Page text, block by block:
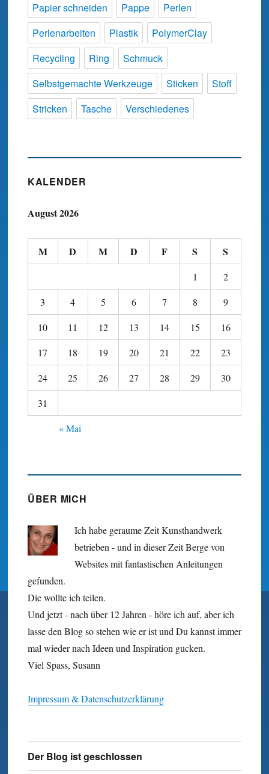
Papier schneiden
Pappe
Perlen
Perlenarbeiten
Plastik
PolymerClay
Recycling
Ring
Schmuck
Selbstgemachte Werkzeuge
Sticken
Stoff
Stricken
Tasche Verschiedenes
KALENDER
August 2026
M D M D F S S
1
2
3
4 5 6 7 8
9
10
11 12 13 14 15
16
17
18 19 20 21 22
23
24
25 26 27 28 29
30
31
« Mai
ÜBER MICH
Ich habe geraume Zeit Kunst­hand­werk
betrieben - und in dieser Zeit Berge von
Websites mit fan­tastischen Anleitungen
gefunden.
Die wollte ich teilen.
Und jetzt - nach über 12 Jahren - höre ich auf, aber ich
lasse den Blog so stehen wie er ist und Du kannst immer
mal wieder nach Ideen und Inspiration gucken.
Viel Spass, Susann
Impressum & Datenschutzerklärung
Der Blog ist geschlossen